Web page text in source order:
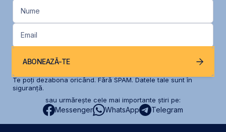
Nume
Email
ABONEAZĂ-TE
Te poți dezabona oricând. Fără SPAM. Datele tale sunt în
siguranță.
sau urmărește cele mai importante știri pe:
Messenger WhatsApp Telegram